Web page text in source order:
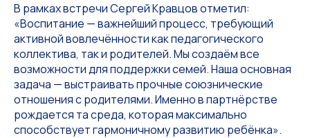
В рамках встречи Сергей Кравцов отметил:
«Воспитание — важнейший процесс, требующий
активной вовлечённости как педагогического
коллектива, так и родителей. Мы создаём все
возможности для поддержки семей. Наша основная
задача — выстраивать прочные союзнические
отношения с родителями. Именно в партнёрстве
рождается та среда, которая максимально
способствует гармоничному развитию ребёнка».